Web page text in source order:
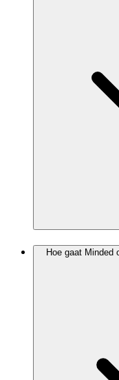
Hoe gaat Minded